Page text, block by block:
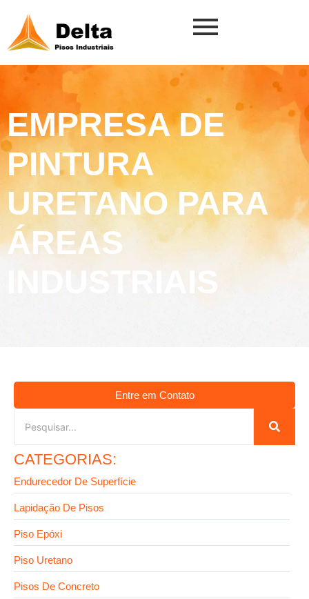
EMPRESA DE
PINTURA
URETANO PARA
ÁREAS
INDUSTRIAIS
Entre em Contato
CATEGORIAS:
Endurecedor De Superfície
Lapidação De Pisos
Piso Epóxi
Piso Uretano
Pisos De Concreto